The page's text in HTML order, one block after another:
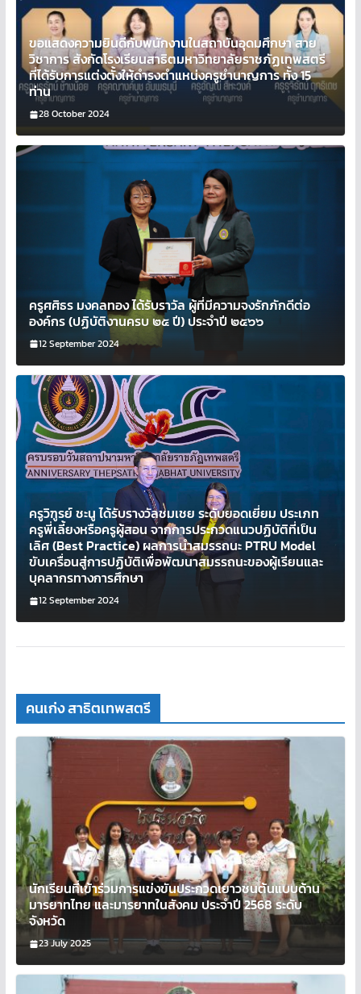
ขอแสดงความยินดีกับพนักงานในสถาบันอุดมศึกษา สาย
วิชาการ สังกัดโรงเรียนสาธิตมหาวิทยาลัยราชภัฏเทพสตรี
ที่ได้รับการแต่งตั้งให้ดำรงตำแหน่งครูชำนาญการ ทั้ง 15
ท่าน
28 October 2024
ครูศศิธร มงคลทอง ได้รับราวัล ผู้ที่มีความจงรักภักดีต่อ
องค์กร (ปฏิบัติงานครบ ๒๕ ปี) ประจำปี ๒๕๖๖
12 September 2024
ครูวิฑูรย์ ชะนู ได้รับรางวัลชมเชย ระดับยอดเยี่ยม ประเภท
ครูพี่เลี้ยงหรือครูผู้สอน จากการประกวดแนวปฏิบัติที่เป็น
เลิศ (Best Practice) ผลการนำสมรรถนะ PTRU Model
ขับเครื่อนสู่การปฏิบัติเพื่อพัฒนาสมรรถนะของผู้เรียนและ
บุคลากรทางการศึกษา
12 September 2024
คนเก่ง สาธิตเทพสตรี
นักเรียนที่เข้าร่วมการแข่งขันประกวดเยาวชนต้นแบบด้าน
มารยาทไทย และมารยาทในสังคม ประจำปี 2568 ระดับ
จังหวัด
23 July 2025